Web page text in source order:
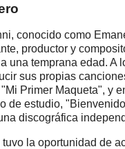
conocido como
productor y
una temprana edad. A
sus propias
Primer Maqueta", y
de estudio,
discográfica
la oportunidad de